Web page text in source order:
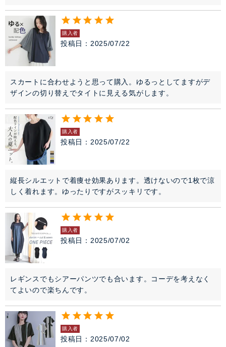
購入者
投稿日 2025/07/22
スカートに合わせようと思って購入。ゆるっとしてますがデ
ザインの切り替えでタイトに見える気がします。
購入者
投稿日 2025/07/22
縦長シルエットで着痩せ効果あります。透けないので1枚で涼
しく着れます。ゆったりですがスッキリです。
購入者
投稿日 2025/07/02
レギンスでもシアーパンツでも合います。コーデを考えなく
てよいので楽ちんです。
購入者
投稿日 2025/07/02